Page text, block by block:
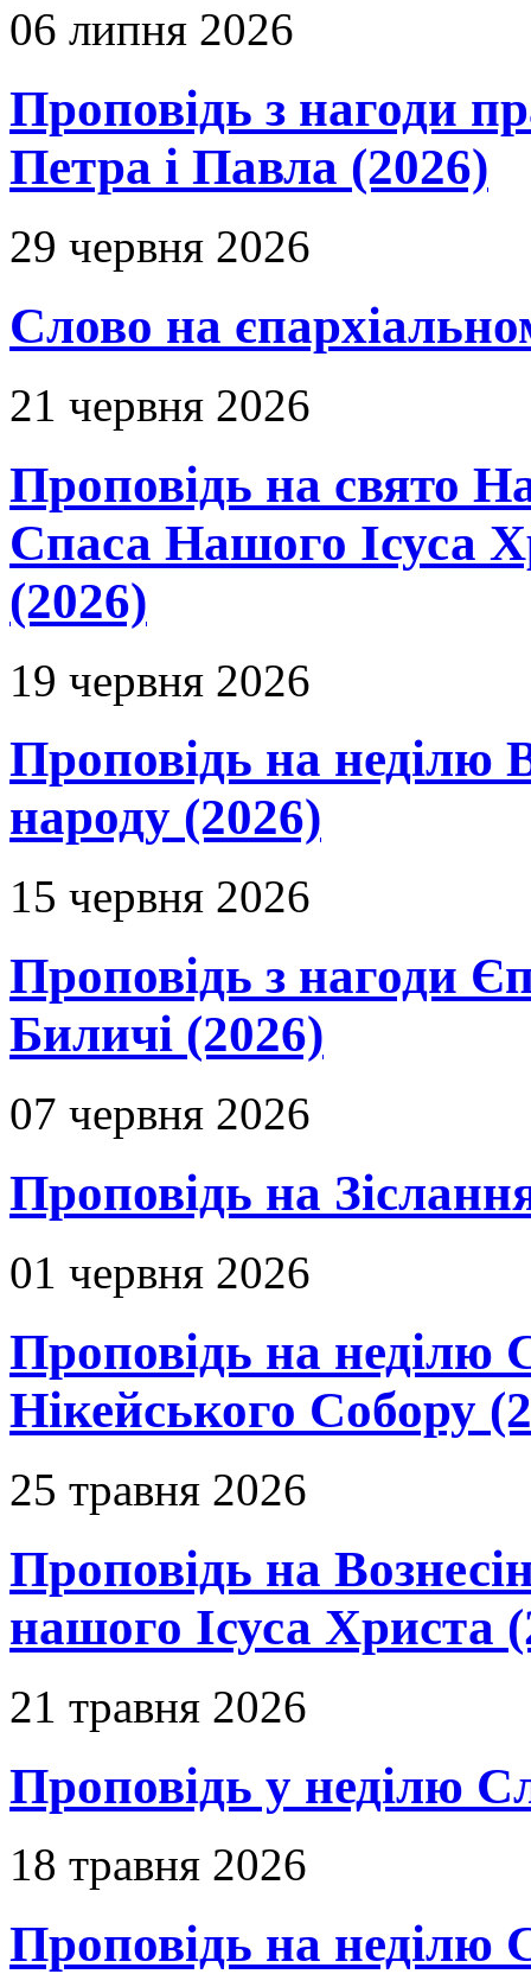
06 липня 2026
Проповідь з нагоди
Петра і Павла (2026)
29 червня 2026
Слово на
21 червня 2026
Проповідь на свято
Спаса Нашого Ісуса
(2026)
19 червня 2026
Проповідь на неділю
народу (2026)
15 червня 2026
Проповідь з нагоди
Биличі (2026)
07 червня 2026
Проповідь на
01 червня 2026
Проповідь на неділю
Нікейського Собору
25 травня 2026
Проповідь на
нашого Ісуса Христа
21 травня 2026
Проповідь у неділю
18 травня 2026
Проповідь на неділю